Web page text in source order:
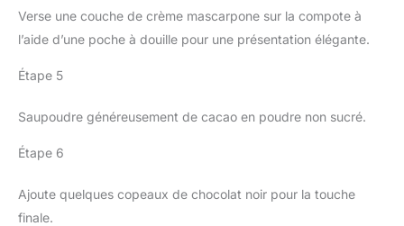
Verse une couche de crème mascarpone sur la compote à
l’aide d’une poche à douille pour une présentation élégante.
Étape 5
Saupoudre généreusement de cacao en poudre non sucré.
Étape 6
Ajoute quelques copeaux de chocolat noir pour la touche
finale.